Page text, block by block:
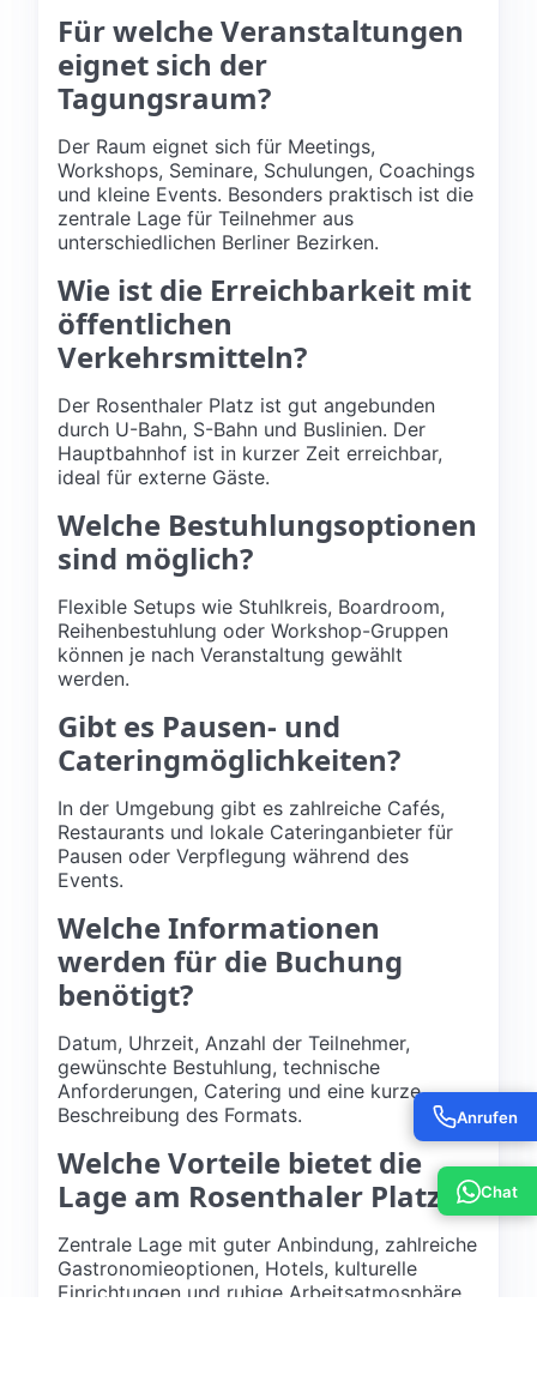
Für welche Veranstaltungen
eignet sich der
Tagungsraum?
Der Raum eignet sich für Meetings,
Workshops, Seminare, Schulungen, Coachings
und kleine Events. Besonders praktisch ist die
zentrale Lage für Teilnehmer aus
unterschiedlichen Berliner Bezirken.
Wie ist die Erreichbarkeit mit
öffentlichen
Verkehrsmitteln?
Der Rosenthaler Platz ist gut angebunden
durch U-Bahn, S-Bahn und Buslinien. Der
Hauptbahnhof ist in kurzer Zeit erreichbar,
ideal für externe Gäste.
Welche Bestuhlungsoptionen
sind möglich?
Flexible Setups wie Stuhlkreis, Boardroom,
Reihenbestuhlung oder Workshop-Gruppen
können je nach Veranstaltung gewählt
werden.
Gibt es Pausen- und
Cateringmöglichkeiten?
In der Umgebung gibt es zahlreiche Cafés,
Restaurants und lokale Cateringanbieter für
Pausen oder Verpflegung während des
Events.
Welche Informationen
werden für die Buchung
benötigt?
Datum, Uhrzeit, Anzahl der Teilnehmer,
gewünschte Bestuhlung, technische
Anforderungen, Catering und eine kurze
Beschreibung des Formats.
Welche Vorteile bietet die
Lage am Rosenthaler Platz?
Zentrale Lage mit guter Anbindung, zahlreiche
Gastronomieoptionen, Hotels, kulturelle
Einrichtungen und ruhige Arbeitsatmosphäre
Anrufen
Chat